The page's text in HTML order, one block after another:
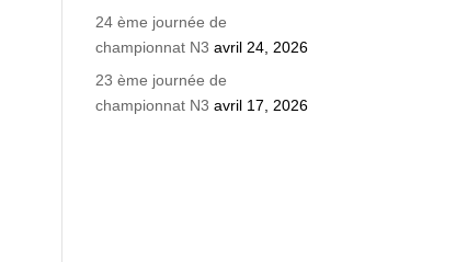
24 ème journée de
championnat N3 avril 24, 2026
23 ème journée de
championnat N3 avril 17, 2026